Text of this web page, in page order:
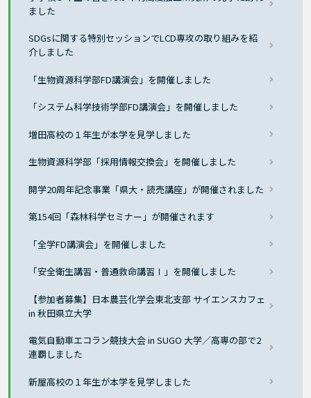
ました
SDGsに関する特別セッションでLCD専攻の取り組みを紹
介しました
「生物資源科学部FD講演会」を開催しました
「システム科学技術学部FD講演会」を開催しました
増田高校の１年生が本学を見学しました
生物資源科学部「採用情報交換会」を開催しました
開学20周年記念事業「県大・読売講座」が開催されました
第154回「森林科学セミナー」が開催されます
「全学FD講演会」を開催しました
「安全衛生講習・普通救命講習Ⅰ」を開催しました
【参加者募集】日本農芸化学会東北支部 サイエンスカフェ
in 秋田県立大学
電気自動車エコラン競技大会 in SUGO 大学／高専の部で2
連覇しました
新屋高校の１年生が本学を見学しました